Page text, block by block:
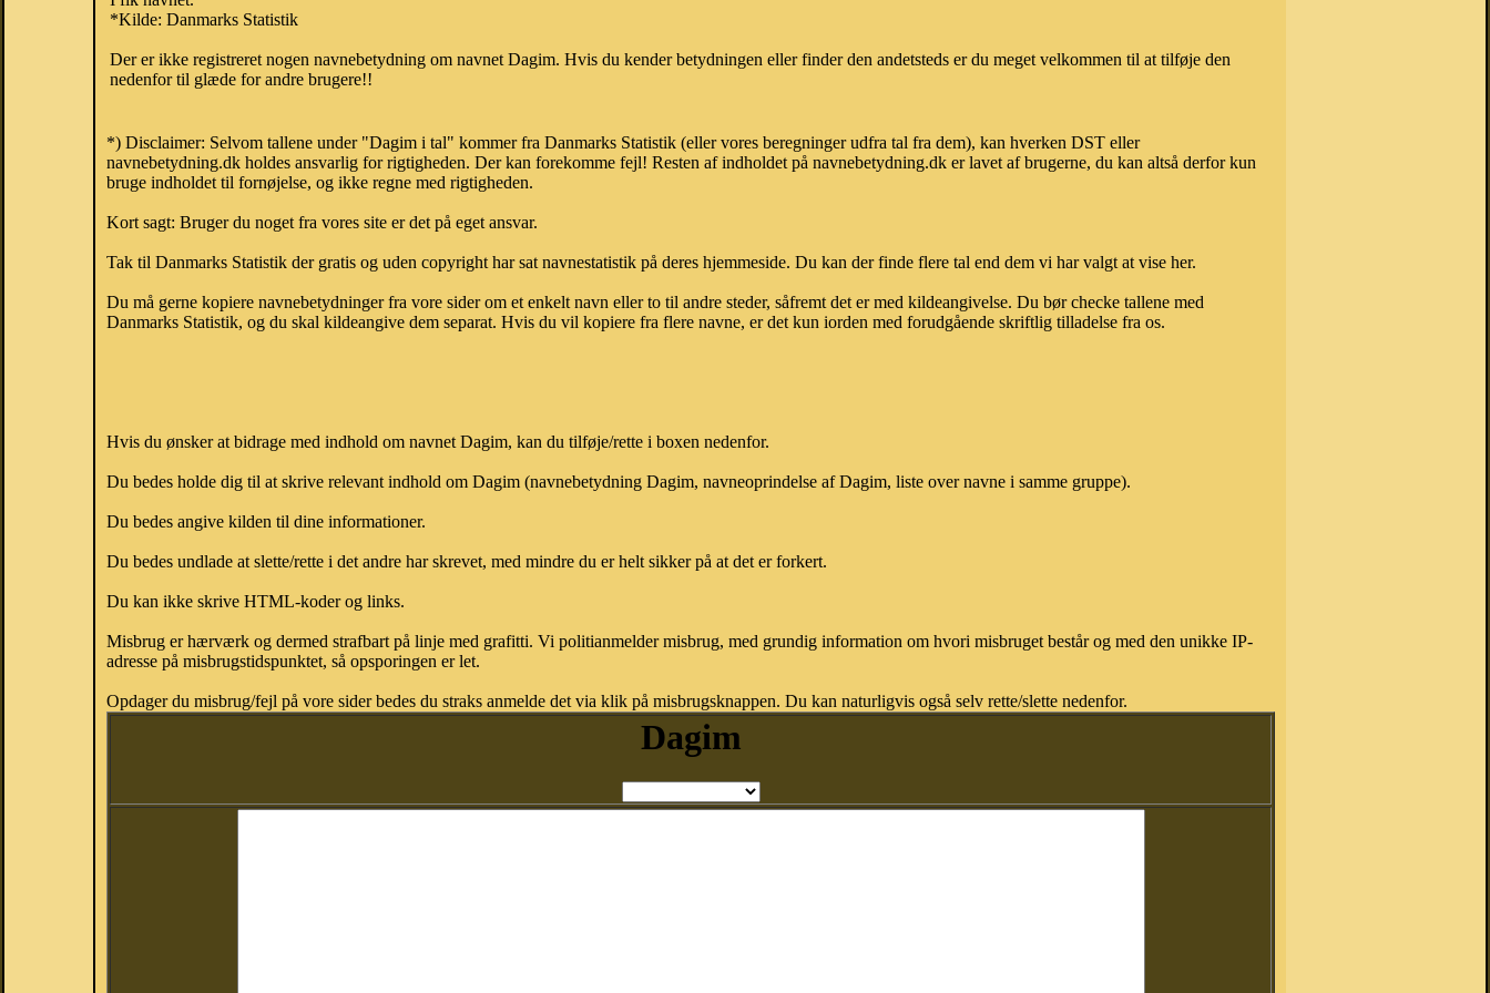
*Kilde: Danmarks Statistik
Der er ikke registreret nogen navnebetydning om navnet Dagim. Hvis du kender betydningen eller finder den andetsteds er du meget velkommen til at tilføje den
nedenfor til glæde for andre brugere!!
*) Disclaimer: Selvom tallene under "Dagim i tal" kommer fra Danmarks Statistik (eller vores beregninger udfra tal fra dem), kan hverken DST eller
navnebetydning.dk holdes ansvarlig for rigtigheden. Der kan forekomme fejl! Resten af indholdet på navnebetydning.dk er lavet af brugerne, du kan altså derfor kun
bruge indholdet til fornøjelse, og ikke regne med rigtigheden.
Kort sagt: Bruger du noget fra vores site er det på eget ansvar.
Tak til Danmarks Statistik der gratis og uden copyright har sat navnestatistik på deres hjemmeside. Du kan der finde flere tal end dem vi har valgt at vise her.
Du må gerne kopiere navnebetydninger fra vore sider om et enkelt navn eller to til andre steder, såfremt det er med kildeangivelse. Du bør checke tallene med
Danmarks Statistik, og du skal kildeangive dem separat. Hvis du vil kopiere fra flere navne, er det kun iorden med forudgående skriftlig tilladelse fra os.
Hvis du ønsker at bidrage med indhold om navnet Dagim, kan du tilføje/rette i boxen nedenfor.
Du bedes holde dig til at skrive relevant indhold om Dagim (navnebetydning Dagim, navneoprindelse af Dagim, liste over navne i samme gruppe).
Du bedes angive kilden til dine informationer.
Du bedes undlade at slette/rette i det andre har skrevet, med mindre du er helt sikker på at det er forkert.
Du kan ikke skrive HTML-koder og links.
Misbrug er hærværk og dermed strafbart på linje med grafitti. Vi politianmelder misbrug, med grundig information om hvori misbruget består og med den unikke IP-
adresse på misbrugstidspunktet, så opsporingen er let.
Opdager du misbrug/fejl på vore sider bedes du straks anmelde det via klik på misbrugsknappen. Du kan naturligvis også selv rette/slette nedenfor.
Dagim